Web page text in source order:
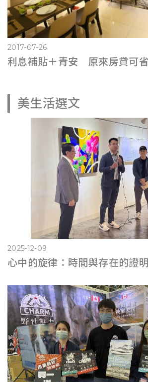
2017-07-26
美生活選文
2025-12-09
心中的旋律：時間與存在的證明